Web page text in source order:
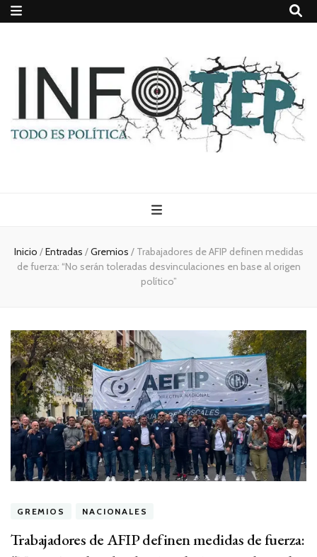
Todo es
(rosca)
política
Inicio /Entradas /Gremios / Trabajadores de AFIP definen medidas
de fuerza: “No serán toleradas desvinculaciones en base al origen
político”
GREMIOS NACIONALES
Trabajadores de AFIP definen medidas de fuerza: